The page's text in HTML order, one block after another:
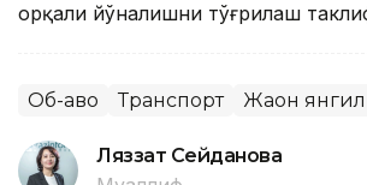
орқали йўналишни тўғрилаш
Об-ҳаво Транспорт Жаҳон
Ляззат Сейданова